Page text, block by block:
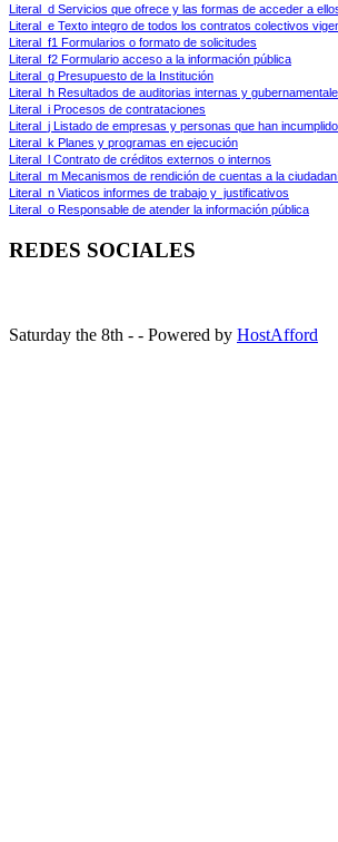
Literal_d Servicios que ofrece y las formas de acceder a
Literal_e Texto integro de todos los contratos colectivos
Literal_f1 Formularios o formato de solicitudes
Literal_f2 Formulario acceso a la información pública
Literal_g Presupuesto de la Institución
Literal_h Resultados de auditorias internas y
Literal_i Procesos de contrataciones
Literal_j Listado de empresas y personas que han
Literal_k Planes y programas en ejecución
Literal_l Contrato de créditos externos o internos
Literal_m Mecanismos de rendición de cuentas a la
Literal_n Viaticos informes de trabajo y  justificativos
Literal_o Responsable de atender la información pública
REDES SOCIALES
Saturday the 8th - - Powered by HostAfford